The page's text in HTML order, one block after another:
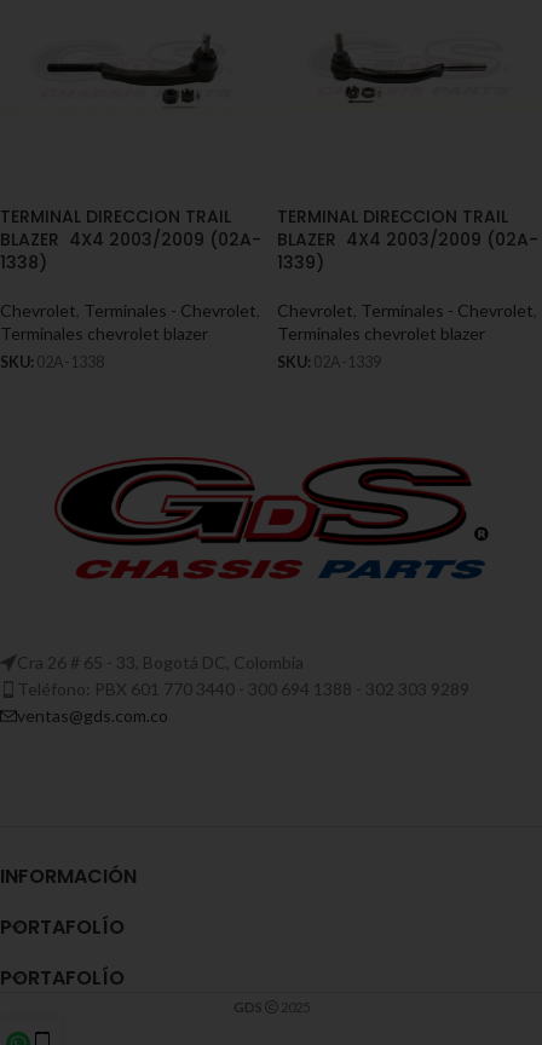
TERMINAL DIRECCION TRAIL
BLAZER 4X4 2003/2009 (02A-
1338)
Chevrolet Terminales - Chevrolet
Terminales chevrolet blazer
SKU: 02A-1338
TERMINAL DIRECCION TRAIL
BLAZER 4X4 2003/2009 (02A-
1339)
Chevrolet Terminales - Chevrolet
Terminales chevrolet blazer
SKU: 02A-1339
Cra 26 # 65 - 33, Bogotá DC, Colombia
Teléfono: PBX 601 770 3440 - 300 694 1388 - 302 303 9289
ventas@gds.com.co
INFORMACIÓN
PORTAFOLÍO
PORTAFOLÍO
GDS 2025